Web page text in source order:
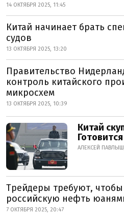
14 ОКТЯБРЯ 2025, 11:45
Китай начинает брать
судов
13 ОКТЯБРЯ 2025, 13:20
Правительство
контроль китайского
микросхем
13 ОКТЯБРЯ 2025, 10:39
Китай
АЛЕКСЕЙ
Трейдеры требуют,
российскую нефть
7 ОКТЯБРЯ 2025, 20:47